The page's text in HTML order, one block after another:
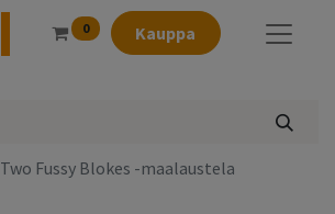
0 Kauppa
Two Fussy Blokes -maalaustela